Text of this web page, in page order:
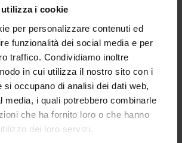
i cookie
per personalizzare contenuti ed
funzionalità dei social media e per
traffico. Condividiamo inoltre
in cui utilizza il nostro sito con i
si occupano di analisi dei dati web,
media, i quali potrebbero combinarle
che ha fornito loro o che hanno
dei loro servizi.
Padiglione:Pad. 14Stand:D02
Aggiungi ai preferiti
Vai alla scheda
BUCCI AUTOMATIONS SPA